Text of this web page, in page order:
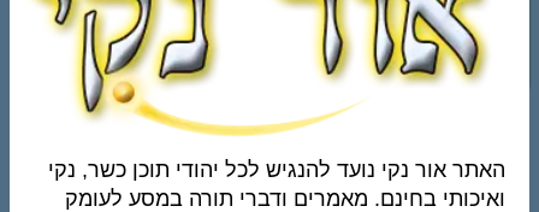
האתר אור נקי נועד להנגיש לכל יהודי תוכן כשר, נקי
ואיכותי בחינם. מאמרים ודברי תורה במסע לעומק